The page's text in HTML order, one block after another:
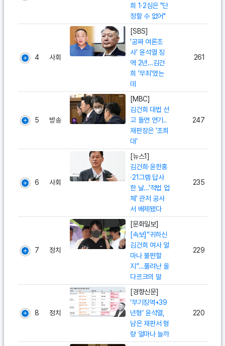
희 1·2심은 "단
정할 수 없어"
4 사회
[SBS]
'공짜 여론조
사' 윤석열 징
역 2년…김건
희 '무죄'였는
데
261
5 방송
[MBC]
김건희 대법 선
고 돌연 연기‥
재판장은 '조희
대'
247
6 사회
[뉴스1]
김건희·윤한홍
·21그램 답사
한 날…'적법 업
체' 관저 공사
서 배제됐다
235
7 정치
[문화일보]
[속보]“귀하신
김건희 여사 얼
마나 불편할
지”…풀려난 올
다르크의 말
229
8 정치
[경향신문]
‘무기징역+39
년형’ 윤석열,
남은 재판서 형
량 얼마나 늘까
220